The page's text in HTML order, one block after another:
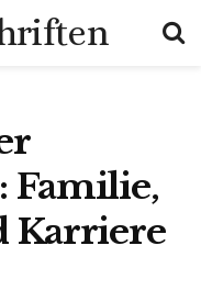
Familie,
Karriere